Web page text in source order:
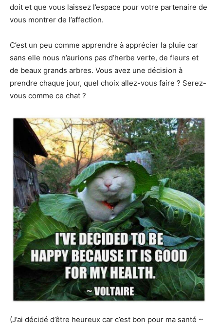
doit et que vous laissez l’espace pour votre partenaire de
vous montrer de l’affection.
C’est un peu comme apprendre à apprécier la pluie car
sans elle nous n’aurions pas d’herbe verte, de fleurs et
de beaux grands arbres. Vous avez une décision à
prendre chaque jour, quel choix allez-vous faire ? Serez-
vous comme ce chat ?
(J’ai décidé d’être heureux car c’est bon pour ma santé ~